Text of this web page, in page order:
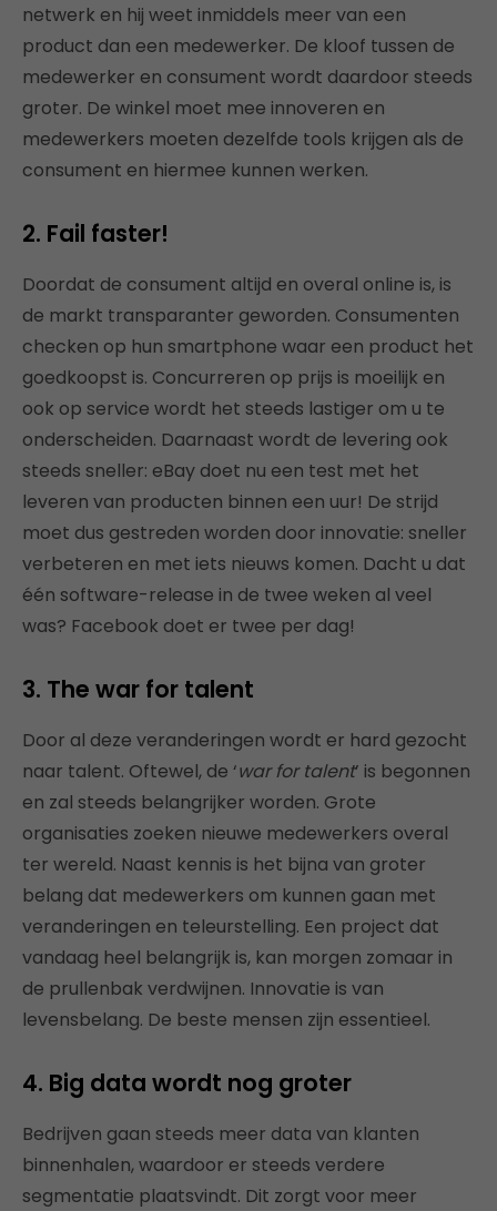
netwerk en hij weet inmiddels meer van een
product dan een medewerker. De kloof tussen de
medewerker en consument wordt daardoor steeds
groter. De winkel moet mee innoveren en
medewerkers moeten dezelfde tools krijgen als de
consument en hiermee kunnen werken.
2. Fail faster!
Doordat de consument altijd en overal online is, is
de markt transparanter geworden. Consumenten
checken op hun smartphone waar een product het
goedkoopst is. Concurreren op prijs is moeilijk en
ook op service wordt het steeds lastiger om u te
onderscheiden. Daarnaast wordt de levering ook
steeds sneller: eBay doet nu een test met het
leveren van producten binnen een uur! De strijd
moet dus gestreden worden door innovatie: sneller
verbeteren en met iets nieuws komen. Dacht u dat
één software-release in de twee weken al veel
was? Facebook doet er twee per dag!
3. The war for talent
Door al deze veranderingen wordt er hard gezocht
naar talent. Oftewel, de ‘war for talent’ is begonnen
en zal steeds belangrijker worden. Grote
organisaties zoeken nieuwe medewerkers overal
ter wereld. Naast kennis is het bijna van groter
belang dat medewerkers om kunnen gaan met
veranderingen en teleurstelling. Een project dat
vandaag heel belangrijk is, kan morgen zomaar in
de prullenbak verdwijnen. Innovatie is van
levensbelang. De beste mensen zijn essentieel.
4. Big data wordt nog groter
Bedrijven gaan steeds meer data van klanten
binnenhalen, waardoor er steeds verdere
segmentatie plaatsvindt. Dit zorgt voor meer